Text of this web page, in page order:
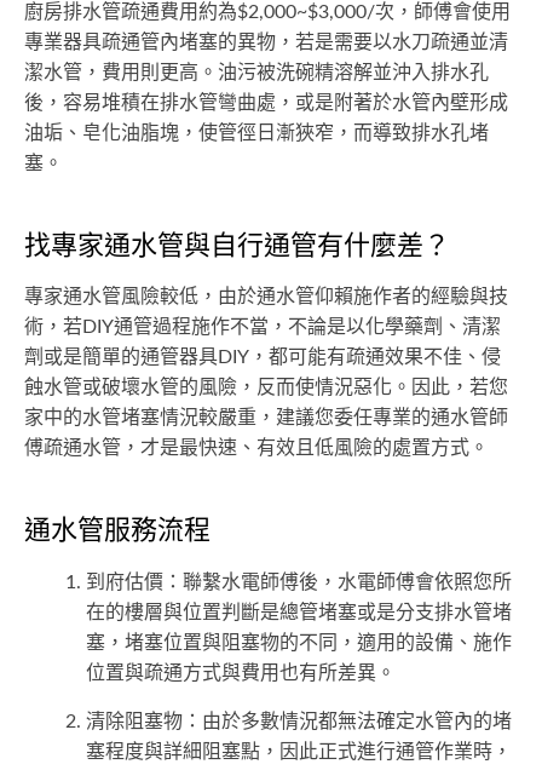
廚房排水管疏通費用約為$2,000~$3,000/次，師傅會使用
專業器具疏通管內堵塞的異物，若是需要以水刀疏通並清
潔水管，費用則更高。油污被洗碗精溶解並沖入排水孔
後，容易堆積在排水管彎曲處，或是附著於水管內壁形成
油垢、皂化油脂塊，使管徑日漸狹窄，而導致排水孔堵
塞。
找專家通水管與自行通管有什麼差？
專家通水管風險較低，由於通水管仰賴施作者的經驗與技
術，若DIY通管過程施作不當，不論是以化學藥劑、清潔
劑或是簡單的通管器具DIY，都可能有疏通效果不佳、侵
蝕水管或破壞水管的風險，反而使情況惡化。因此，若您
家中的水管堵塞情況較嚴重，建議您委任專業的通水管師
傅疏通水管，才是最快速、有效且低風險的處置方式。
通水管服務流程
到府估價：聯繫水電師傅後，水電師傅會依照您所
在的樓層與位置判斷是總管堵塞或是分支排水管堵
塞，堵塞位置與阻塞物的不同，適用的設備、施作
位置與疏通方式與費用也有所差異。
清除阻塞物：由於多數情況都無法確定水管內的堵
塞程度與詳細阻塞點，因此正式進行通管作業時，